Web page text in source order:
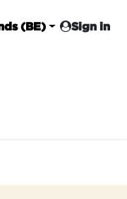
(BE) Sign in